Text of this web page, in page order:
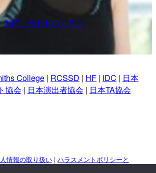
お問い合わせはこちら
College | RCSSD | HF | IDC | 日本
協会 | 日本演出者協会 | 日本TA協会
情報の取り扱い | ハラスメントポリシーと